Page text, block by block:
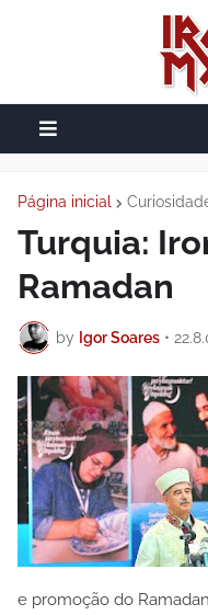
Página inicial
Turquia:
Ramadan
by Igor Soares •
e promoção do